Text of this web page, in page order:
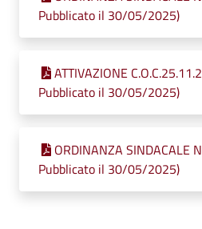
Pubblicato il 30/05/2025)
ATTIVAZIONE
Pubblicato il 30/05/2025)
ORDINANZA SINDACALE
Pubblicato il 30/05/2025)